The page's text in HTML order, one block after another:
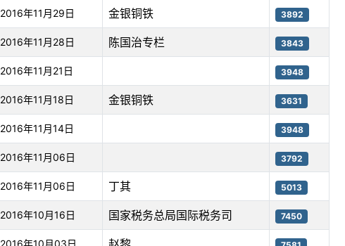
2016年11月29日 金银铜铁 3892
2016年11月28日 陈国治专栏 3843
2016年11月21日 3948
2016年11月18日 金银铜铁 3631
2016年11月14日 3948
2016年11月06日 3792
2016年11月06日 丁其 5013
2016年10月16日 国家税务总局国际税务司 7450
2016年10月03日